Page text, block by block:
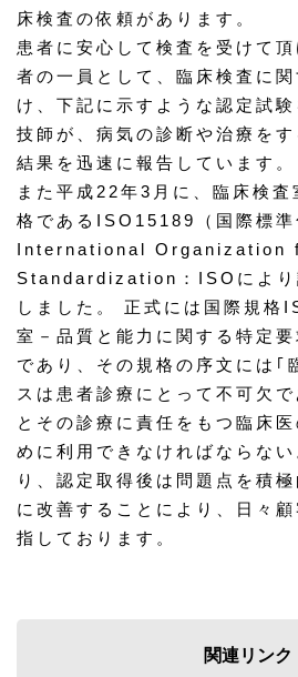
床検査の依頼があります。
患者に安心して検査を受けて
者の一員として、臨床検査に
け、下記に示すような認定試
技師が、病気の診断や治療を
結果を迅速に報告しています。
また平成22年3月に、臨床検査
格であるISO15189（国際標準
International Organization
Standardization：ISOにより
しました。 正式には国際規格
室－品質と能力に関する特定
であり、その規格の序文には｢
スは患者診療にとって不可欠
とその診療に責任をもつ臨床
めに利用できなければならな
り、認定取得後は問題点を積
に改善することにより、日々
指しております。
関連リンク